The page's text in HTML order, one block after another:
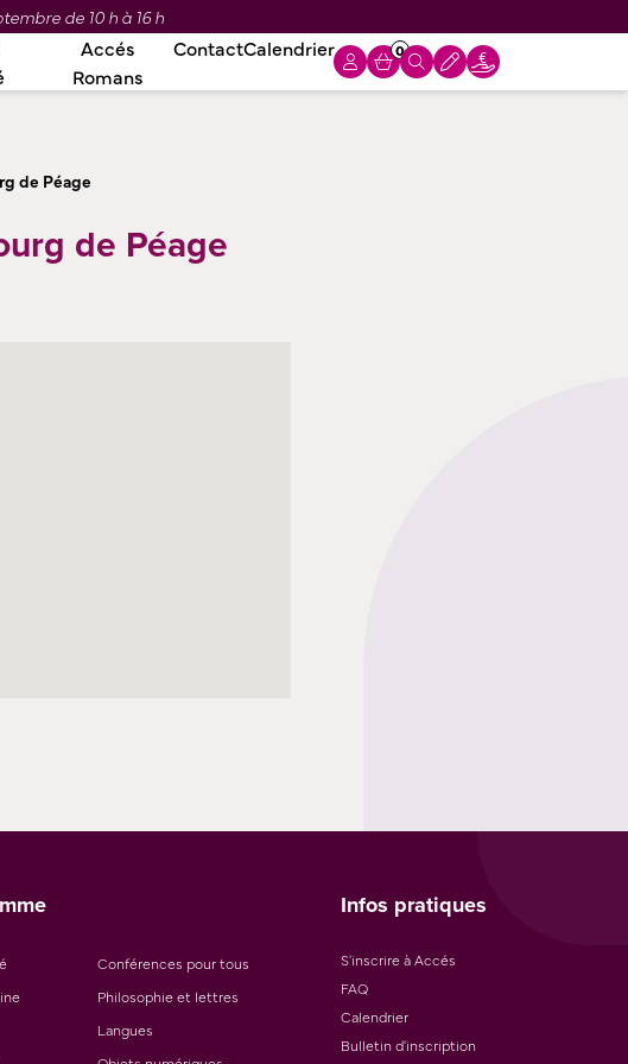
de 10 h à 16 h
Accés
Romans
ContactCalendrier 0
de Péage
de Péage
Conférences pour tous
Philosophie et lettres
Langues
Infos pratiques
S'inscrire à Accés
FAQ
Calendrier
Bulletin d'inscription